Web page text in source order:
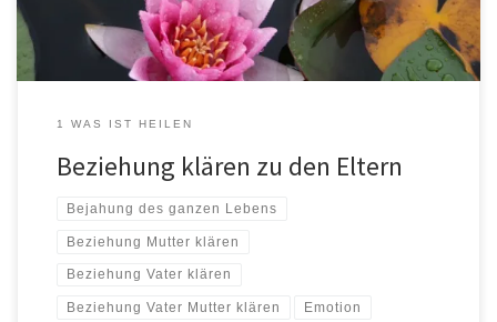
1 WAS IST HEILEN
Beziehung klären zu den Eltern
Bejahung des ganzen Lebens
Beziehung Mutter klären
Beziehung Vater klären
Beziehung Vater Mutter klären Emotion